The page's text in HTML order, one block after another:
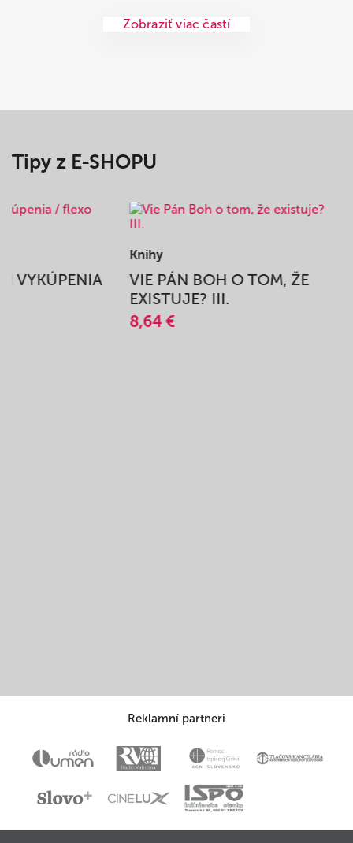
Zobraziť viac častí
Tipy z E-SHOPU
VYKÚPENIA
Knihy
VIE PÁN BOH O TOM, ŽE
EXISTUJE? III.
8,64 €
Reklamní partneri